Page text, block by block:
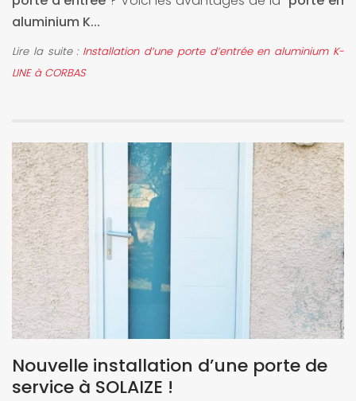
aluminium K...
Lire la suite : Installation d’une porte d’entrée en aluminium K-
LINE à CORBAS
Nouvelle installation d’une porte de
service à SOLAIZE !